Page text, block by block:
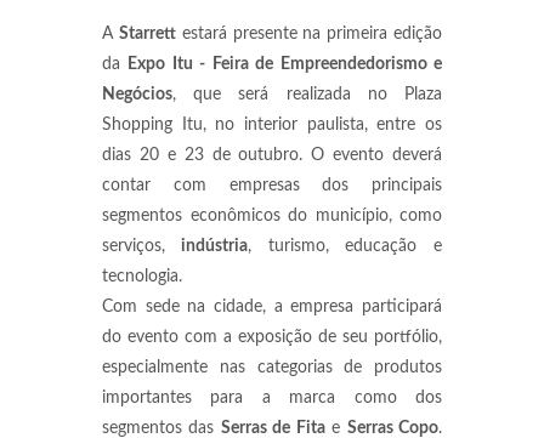
A Starrettestará presente na primeira edição
da
Expo Itu - Feira de Empreendedorismo e
Negócios, que será realizada no Plaza
Shopping Itu, no interior paulista, entre os
dias 20 e 23 de outubro. O evento deverá
contar com empresas dos principais
segmentos econômicos do município, como
serviços, indústria, turismo, educação e
tecnologia.
Com sede na cidade, a empresa participará
do evento com a exposição de seu portfólio,
especialmente nas categorias de produtos
importantes para a marca como dos
segmentos das Serras de Fita e Serras Copo.